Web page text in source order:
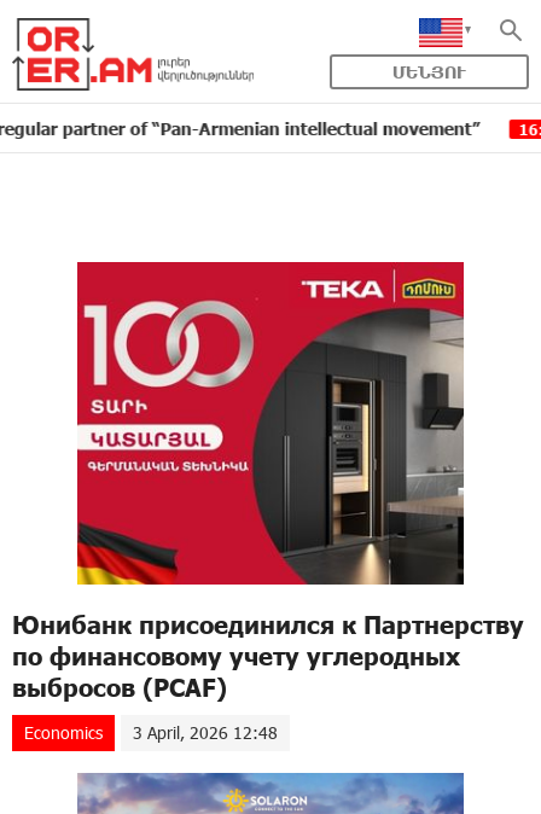
ՄԵՆՅՈՒ
of “Pan-Armenian intellectual movement” 16:11
Юнибанк присоединился к Партнерству
по финансовому учету углеродных
выбросов (PCAF)
Economics 3 April, 2026 12:48